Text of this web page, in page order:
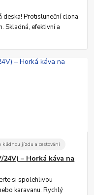
Protisluneční clona
Skladná, efektivní a
klidnou jízdu a cestování
– Horká káva na
si spolehlivou
karavanu. Rychlý